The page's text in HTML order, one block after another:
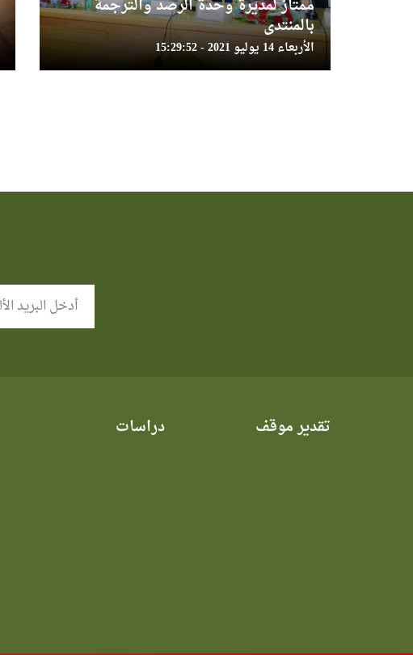
ممتاز لمديرة وحدة الرصد والترجمة
بالمنتدى
الأربعاء 14 يوليو 2021 - 15:29:52
تقدير موقف دراسات